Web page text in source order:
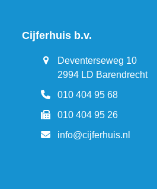
Cijferhuis b.v.
Deventerseweg 10
2994 LD Barendrecht
010 404 95 68
010 404 95 26
info@cijferhuis.nl